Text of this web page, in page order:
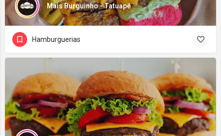
Mais Burguinho - Tatuapé
Hamburguerias